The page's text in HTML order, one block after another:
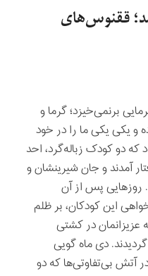
ققنوس‌های
برنمی‌خیزد؛ گرما و
و یکی یکی ما را در خود
که دو کودک زباله‌گرد، احد
آمدند و جان شیرینشان و
پس از آن
این کودکان، بر ظلم
در کشتی
دی ماه گویی
آتش بی‌تفاوتی‌ها که دو